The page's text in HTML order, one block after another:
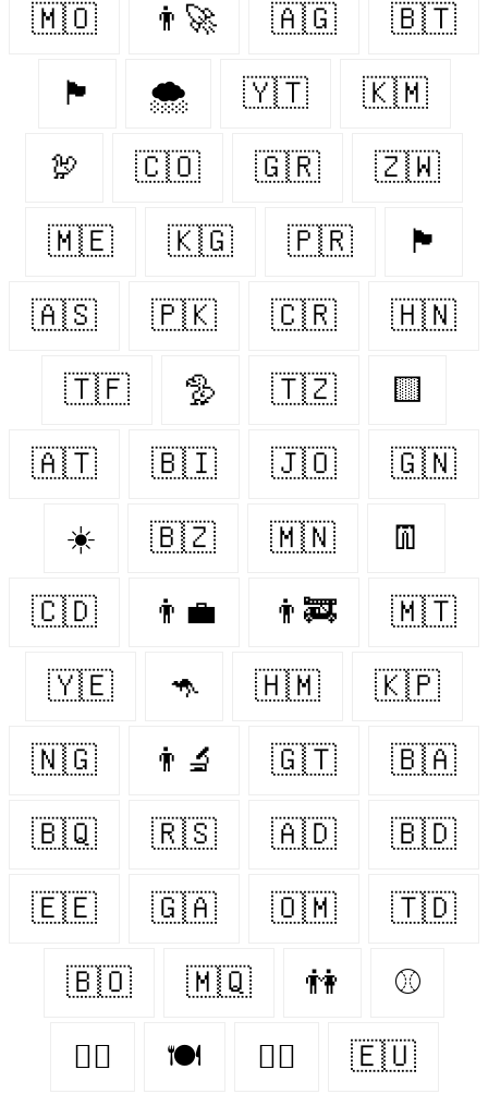
🇲🇴 👨‍🚀 🇦🇬 🇧🇹
🏴󠁧󠁢󠁥󠁮󠁧󠁿 🌨️ 🇾🇹 🇰🇲
🦃 🇨🇴 🇬🇷 🇿🇼
🇲🇪 🇰🇬 🇵🇷 🏴󠁧󠁢󠁳󠁣󠁴󠁿
🇦🇸 🇵🇰 🇨🇷 🇭🇳
🇹🇫 🦤 🇹🇿 🟨
🇦🇹 🇧🇮 🇯🇴 🇬🇳
☀️ 🇧🇿 🇲🇳 👖
🇨🇩 👨‍💼 👨‍🚒 🇲🇹
🇾🇪 🦘 🇭🇲 🇰🇵
🇳🇬 👨‍🔬 🇬🇹 🇧🇦
🇧🇶 🇷🇸 🇦🇩 🇧🇩
🇪🇪 🇬🇦 🇴🇲 🇹🇩
🇧🇴 🇲🇶 👫 ⚾️
👨‍✈️ 🍽 👨‍⚕️ 🇪🇺